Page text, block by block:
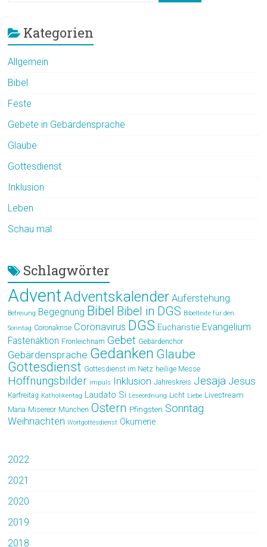
Kategorien
Allgemein
Bibel
Feste
Gebete in Gebärdensprache
Glaube
Gottesdienst
Inklusion
Leben
Schau mal
Schlagwörter
AdventAdventskalender Auferstehung
Befreiung Begegnung Bibel Bibel in DGS Bibeltexte für den
Sonntag Coronakrise Coronavirus DGS Eucharistie Evangelium
Fastenaktion Fronleichnam Gebet Gebärdenchor
Gebärdensprache Gedanken Glaube
Gottesdienst Gottesdienst im Netz heilige Messe
Hoffnungsbilder impuls Inklusion Jahreskreis Jesaja Jesus
Karfreitag Katholikentag Laudato Si Leseordnung Licht Liebe Livestream
Maria Misereor München Ostern Pfingsten Sonntag
Weihnachten Wortgottesdienst Ökumene
2022
2021
2020
2019
2018